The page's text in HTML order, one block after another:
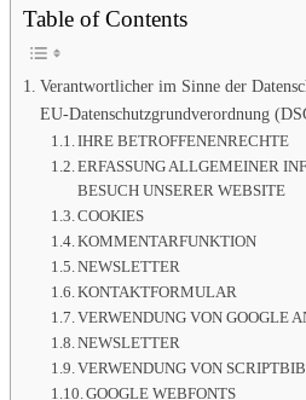
Table of Contents
Verantwortlicher im Sinne der
EU-Datenschutzgrundverordnung
IHRE BETROFFENENRECHTE
ERFASSUNG ALLGEMEINER
BESUCH UNSERER WEBSITE
COOKIES
KOMMENTARFUNKTION
NEWSLETTER
KONTAKTFORMULAR
VERWENDUNG VON GOOGLE
NEWSLETTER
VERWENDUNG VON
GOOGLE WEBFONTS